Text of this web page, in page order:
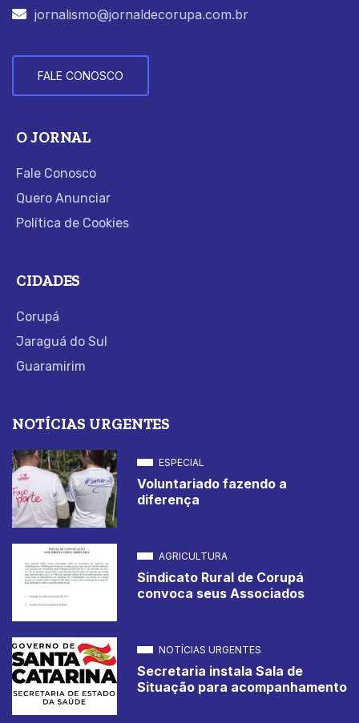
jornalismo@jornaldecorupa.com.br
FALE CONOSCO
O JORNAL
Fale Conosco
Quero Anunciar
Política de Cookies
CIDADES
Corupá
Jaraguá do Sul
Guaramirim
NOTÍCIAS URGENTES
ESPECIAL
Voluntariado fazendo a
diferença
AGRICULTURA
Sindicato Rural de Corupá
convoca seus Associados
NOTÍCIAS URGENTES
Secretaria instala Sala de
Situação para acompanhamento